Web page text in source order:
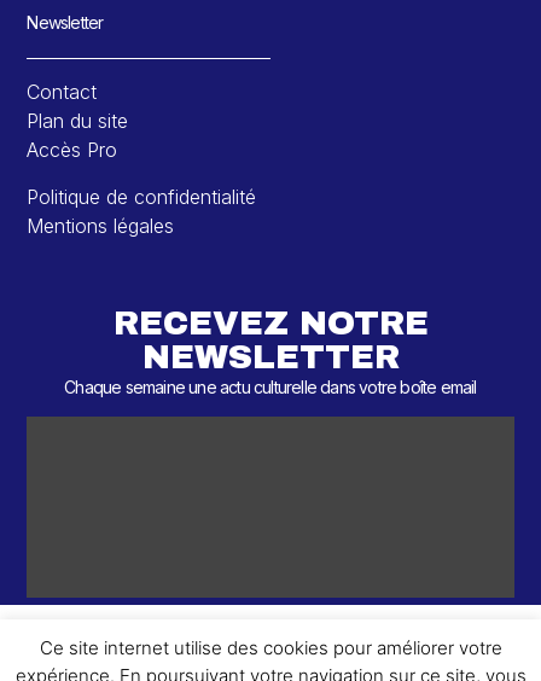
Newsletter
Contact
Plan du site
Accès Pro
Politique de confidentialité
Mentions légales
RECEVEZ NOTRE
NEWSLETTER
Chaque semaine une actu culturelle dans votre boîte email
Ce site internet utilise des cookies pour améliorer votre
expérience. En poursuivant votre navigation sur ce site, vous